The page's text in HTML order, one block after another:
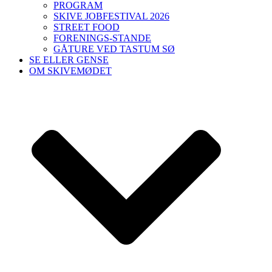
PROGRAM
SKIVE JOBFESTIVAL 2026
STREET FOOD
FORENINGS-STANDE
GÅTURE VED TASTUM SØ
SE ELLER GENSE
OM SKIVEMØDET